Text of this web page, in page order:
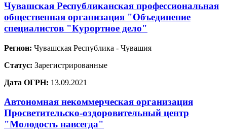
Чувашская Республиканская профессиональная
общественная организация "Объединение
специалистов "Курортное дело"
Регион: Чувашская Республика - Чувашия
Статус: Зарегистрированные
Дата ОГРН: 13.09.2021
Автономная некоммерческая организация
Просветительско-оздоровительный центр
"Молодость навсегда"